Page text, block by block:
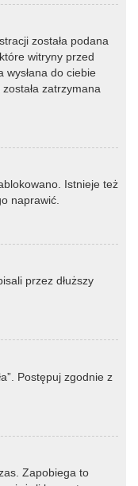
została podana
witryny przed
do ciebie
zatrzymana
Istnieje też
naprawić.
przez dłuższy
Postępuj zgodnie z
Zapobiega to